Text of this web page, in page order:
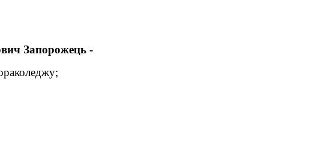
Запорожець -